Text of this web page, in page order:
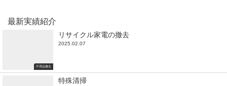
最新実績紹介
不用品撤去
リサイクル家電の撤去
2025.02.07
特殊清掃